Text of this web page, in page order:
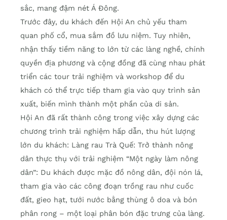
sắc, mang đậm nét Á Đông.
Trước đây, du khách đến Hội An chủ yếu tham
quan phố cổ, mua sắm đồ lưu niệm. Tuy nhiên,
nhận thấy tiềm năng to lớn từ các làng nghề, chính
quyền địa phương và cộng đồng đã cùng nhau phát
triển các tour trải nghiệm và workshop để du
khách có thể trực tiếp tham gia vào quy trình sản
xuất, biến mình thành một phần của di sản.
Hội An đã rất thành công trong việc xây dựng các
chương trình trải nghiệm hấp dẫn, thu hút lượng
lớn du khách: Làng rau Trà Quế: Trở thành nông
dân thực thụ với trải nghiệm “Một ngày làm nông
dân”: Du khách được mặc đồ nông dân, đội nón lá,
tham gia vào các công đoạn trồng rau như cuốc
đất, gieo hạt, tưới nước bằng thùng ô doa và bón
phân rong – một loại phân bón đặc trưng của làng.